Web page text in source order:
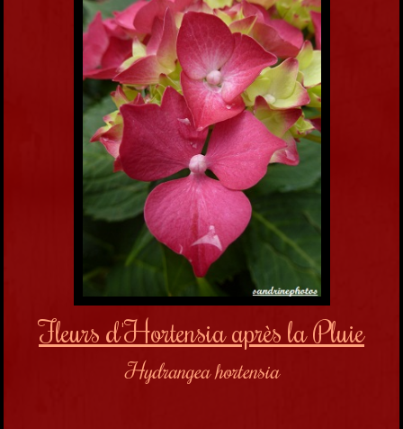
Fleurs d'Hortensia après la Pluie
Hydrangea hortensia